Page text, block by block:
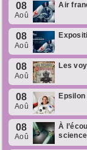
08
Aoû
Air
08
Aoû
08
Aoû
Les
08
Aoû
Epsilon
08
Aoû
À